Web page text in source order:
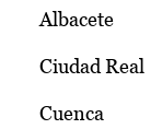
Albacete
Ciudad Real
Cuenca